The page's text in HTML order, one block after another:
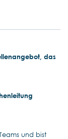
das
und bist